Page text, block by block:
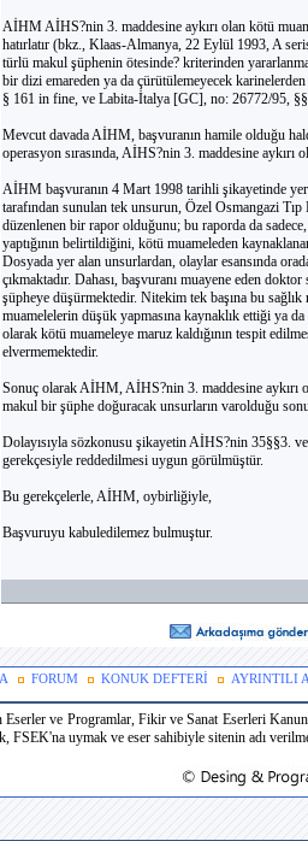
AİHM AİHS?nin 3. maddesine aykırı olan kötü
hatırlatır (bkz., Klaas-Almanya, 22 Eylül 1993, A
türlü makul şüphenin ötesinde? kriterinden
bir dizi emareden ya da çürütülemeyecek
§ 161 in fine, ve Labita-İtalya [GC], no: 26772/95,
Mevcut davada AİHM, başvuranın hamile olduğu
operasyon sırasında, AİHS?nin 3. maddesine aykırı
AİHM başvuranın 4 Mart 1998 tarihli şikayetinde yer
tarafından sunulan tek unsurun, Özel Osmangazi
düzenlenen bir rapor olduğunu; bu raporda da
yaptığının belirtildiğini, kötü muameleden
Dosyada yer alan unsurlardan, olaylar esansında
çıkmaktadır. Dahası, başvuranı muayene eden
şüpheye düşürmektedir. Nitekim tek başına bu
muamelelerin düşük yapmasına kaynaklık ettiği ya
olarak kötü muameleye maruz kaldığının tespit
elvermemektedir.
Sonuç olarak AİHM, AİHS?nin 3. maddesine aykırı
makul bir şüphe doğuracak unsurların varolduğu
Dolayısıyla sözkonusu şikayetin AİHS?nin 35§§3.
gerekçesiyle reddedilmesi uygun görülmüştür.
Bu gerekçelerle, AİHM, oybirliğiyle,
Başvuruyu kabuledilemez bulmuştur.
FORUM KONUK DEFTERİ AYRINTILI
ve Programlar, Fikir ve Sanat Eserleri
FSEK'na uymak ve eser sahibiyle sitenin adı